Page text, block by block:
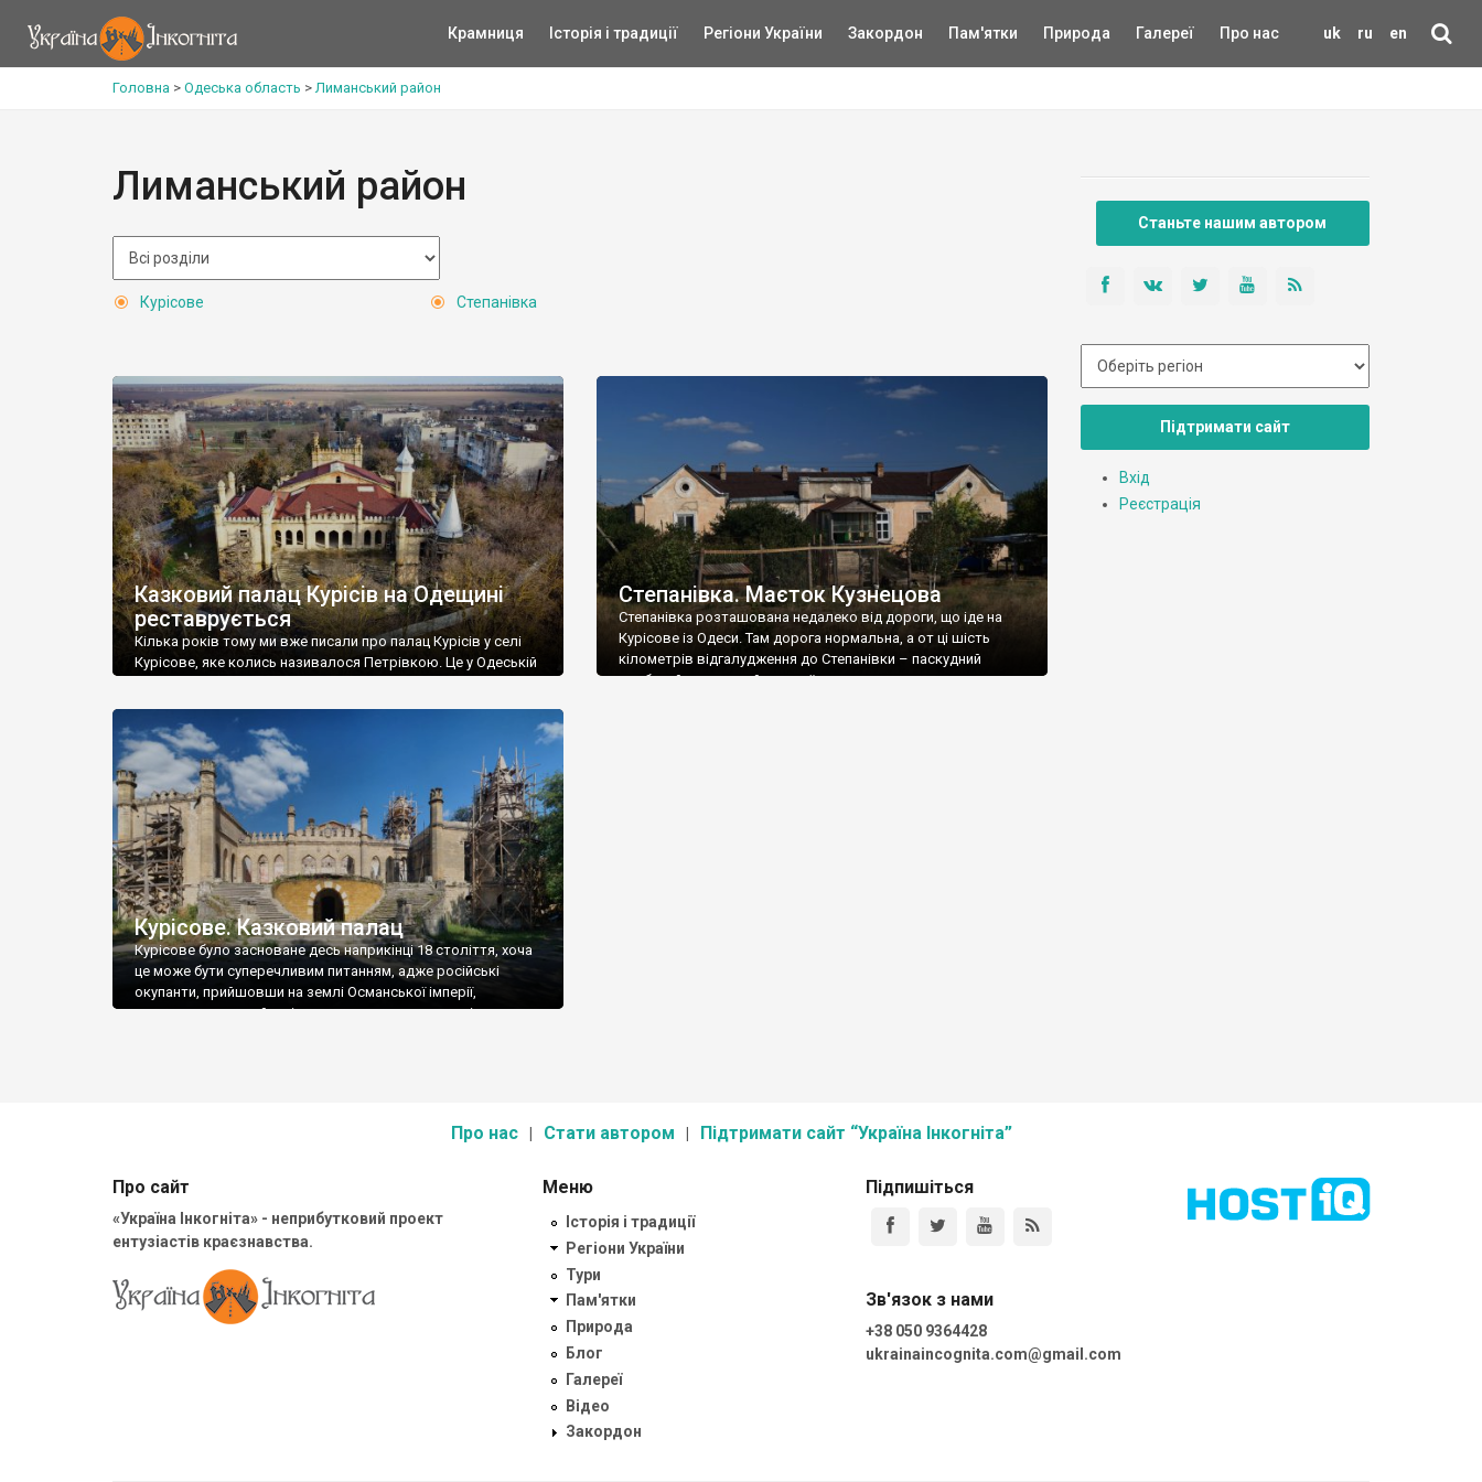
uk ru en
Крамниця Історія і традиції Регіони України Закордон Пам'ятки Природа Галереї Про нас
Головна > Одеська область >Лиманський район
Лиманський район
Курісове Степанівка
Казковий палац Курісів на Одещині
реставрується
Кілька років тому ми вже писали про палац Курісів у селі
Курісове, яке колись називалося Петрівкою. Це у Одеській
власників, адже палац невпинно руйнувався із часів пожежі
1990 року. Олександр Мальон привіз свіжі світлини палацу,
які вселяють надію в […]
Степанівка. Маєток Кузнецова
Степанівка розташована недалеко від дороги, що іде на
Курісове із Одеси. Там дорога нормальна, а от ці шість
кілометрів відгалудження до Степанівки – паскудний
розбитий шмат, який ми проїхали дурно, адже до маєтку
Курісове. Казковий палац
Курісове було засноване десь наприкінці 18 століття, хоча
це може бути суперечливим питанням, адже російські
окупанти, прийшовши на землі Османської імперії,
захоплювали ногайські поселення, але про них в історичних
Станьте нашим автором
Підтримати сайт
Вхід
Реєстрація
Про нас Стати автором Підтримати сайт “Україна Інкогніта”
Про сайт
«Україна Інкогніта» - неприбутковий проект
ентузіастів краєзнавства.
Меню
Історія і традиції
Регіони України
Тури
Пам'ятки
Природа
Блог
Галереї
Відео
Закордон
Підпишіться
Зв'язок з нами
+38 050 9364428
ukrainaincognita.com@gmail.com